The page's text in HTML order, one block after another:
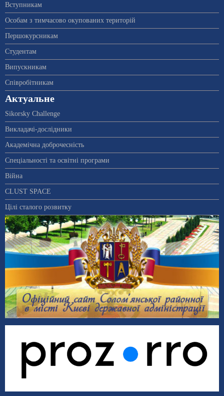
Вступникам
Особам з тимчасово окупованих територій
Першокурсникам
Студентам
Випускникам
Співробітникам
Актуальне
Sikorsky Challenge
Викладачі-дослідники
Академічна доброчесність
Спеціальності та освітні програми
Війна
CLUST SPACE
Цілі сталого розвитку